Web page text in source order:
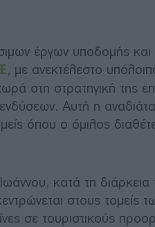
έργων υποδομής και
, με ανεκτέλεστο
στη στρατηγική της
Αυτή η
όπου ο όμιλος
κατά τη
στους
σε τουριστικούς